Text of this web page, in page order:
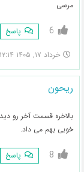
مرسی
6 پاسخ
خرداد ۱۷, ۱۴۰۵ ۱۲:۱۴ ب.ظ
ریحون
بالاخره قسمت آخر رو
خوبی بهم می داد.
8 پاسخ